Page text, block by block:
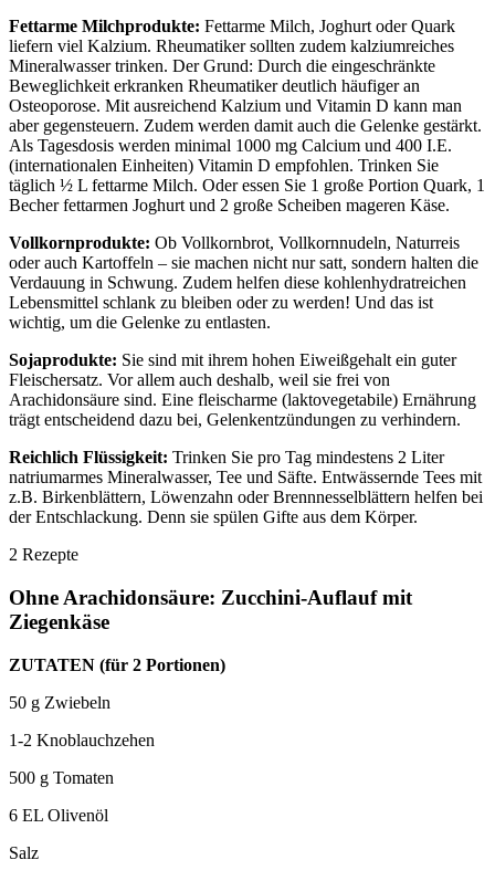
Fettarme Milchprodukte: Fettarme Milch, Joghurt oder Quark
liefern viel Kalzium. Rheumatiker sollten zudem kalziumreiches
Mineralwasser trinken. Der Grund: Durch die eingeschränkte
Beweglichkeit erkranken Rheumatiker deutlich häufiger an
Osteoporose. Mit ausreichend Kalzium und Vitamin D kann man
aber gegensteuern. Zudem werden damit auch die Gelenke gestärkt.
Als Tagesdosis werden minimal 1000 mg Calcium und 400 I.E.
(internationalen Einheiten) Vitamin D empfohlen. Trinken Sie
täglich ½ L fettarme Milch. Oder essen Sie 1 große Portion Quark, 1
Becher fettarmen Joghurt und 2 große Scheiben mageren Käse.
Vollkornprodukte: Ob Vollkornbrot, Vollkornnudeln, Naturreis
oder auch Kartoffeln – sie machen nicht nur satt, sondern halten die
Verdauung in Schwung. Zudem helfen diese kohlenhydratreichen
Lebensmittel schlank zu bleiben oder zu werden! Und das ist
wichtig, um die Gelenke zu entlasten.
Sojaprodukte: Sie sind mit ihrem hohen Eiweißgehalt ein guter
Fleischersatz. Vor allem auch deshalb, weil sie frei von
Arachidonsäure sind. Eine fleischarme (laktovegetabile) Ernährung
trägt entscheidend dazu bei, Gelenkentzündungen zu verhindern.
Reichlich Flüssigkeit: Trinken Sie pro Tag mindestens 2 Liter
natriumarmes Mineralwasser, Tee und Säfte. Entwässernde Tees mit
z.B. Birkenblättern, Löwenzahn oder Brennnesselblättern helfen bei
der Entschlackung. Denn sie spülen Gifte aus dem Körper.
2 Rezepte
Ohne Arachidonsäure: Zucchini-Auflauf mit
Ziegenkäse
ZUTATEN (für 2 Portionen)
50 g Zwiebeln
1-2 Knoblauchzehen
500 g Tomaten
6 EL Olivenöl
Salz